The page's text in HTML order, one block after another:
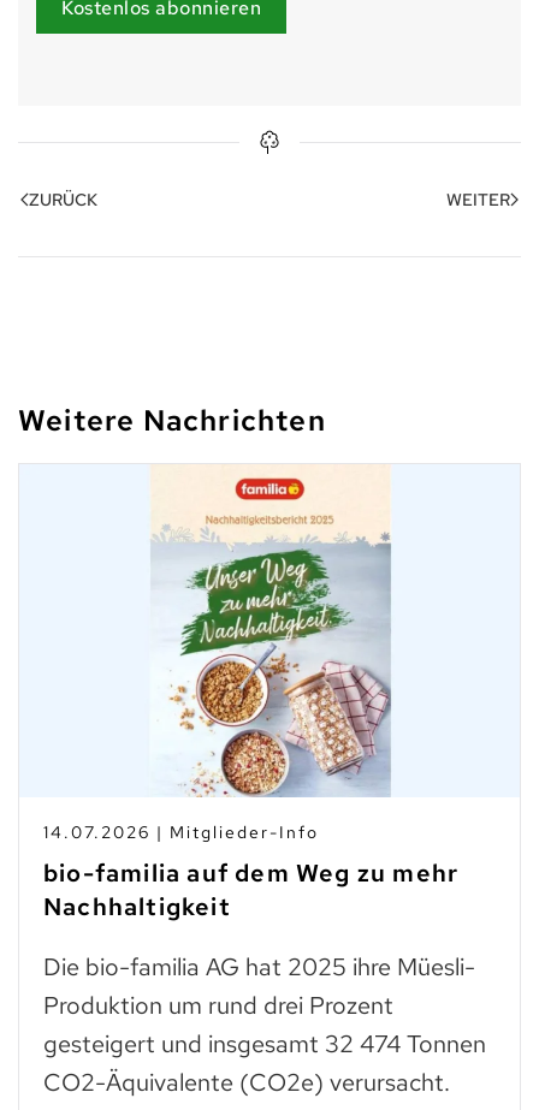
Kostenlos abonnieren
ZURÜCK WEITER
Weitere Nachrichten
10.07.2026 | Branchen-News
Taste Not Waste: Food Save bis
zum Teller
Trockenes Brot ist fast genauso wertvoll
wie frisches. Man muss einfach wissen,
was man daraus zubereiten kann: zu
Paniermehl verarbeitet, lassen…